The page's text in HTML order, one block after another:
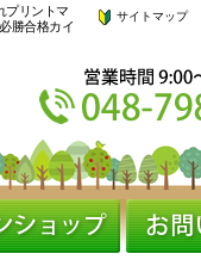
プリントマ
勝合格カイ
サイトマップ